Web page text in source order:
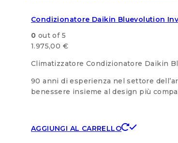
Condizionatore Daikin Bluevolution
0 out of 5
1.975,00 €
Climatizzatore Condizionatore Daikin
90 anni di esperienza nel settore
benessere insieme al design più
AGGIUNGI AL CARRELLO